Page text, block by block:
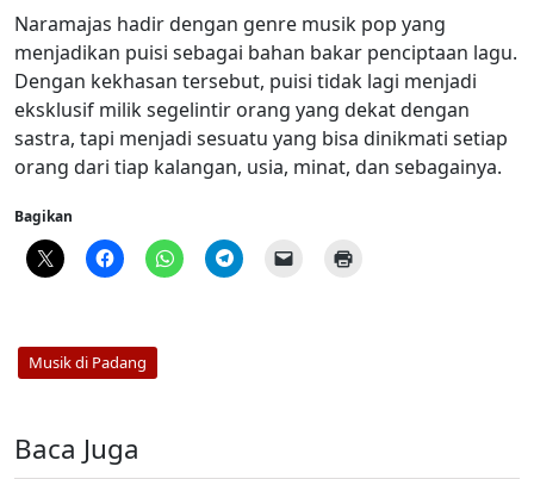
Naramajas hadir dengan genre musik pop yang
menjadikan puisi sebagai bahan bakar penciptaan lagu.
Dengan kekhasan tersebut, puisi tidak lagi menjadi
eksklusif milik segelintir orang yang dekat dengan
sastra, tapi menjadi sesuatu yang bisa dinikmati setiap
orang dari tiap kalangan, usia, minat, dan sebagainya.
Bagikan
Musik di Padang
Baca Juga